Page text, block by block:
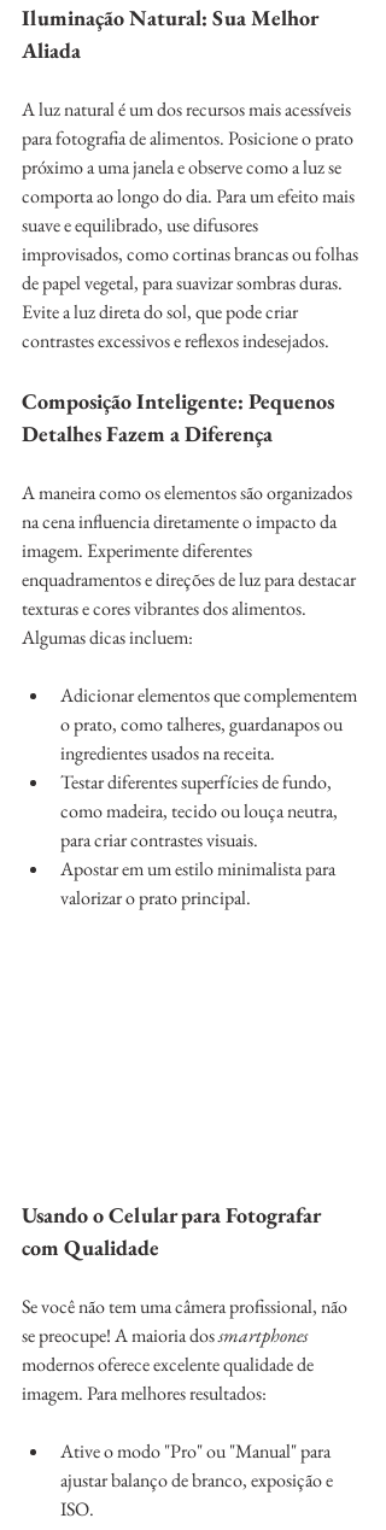
Iluminação Natural: Sua Melhor
Aliada
A luz natural é um dos recursos mais acessíveis
para fotografia de alimentos. Posicione o prato
próximo a uma janela e observe como a luz se
comporta ao longo do dia. Para um efeito mais
suave e equilibrado, use difusores
improvisados, como cortinas brancas ou folhas
de papel vegetal, para suavizar sombras duras.
Evite a luz direta do sol, que pode criar
contrastes excessivos e reflexos indesejados.
Composição Inteligente: Pequenos
Detalhes Fazem a Diferença
A maneira como os elementos são organizados
na cena influencia diretamente o impacto da
imagem. Experimente diferentes
enquadramentos e direções de luz para destacar
texturas e cores vibrantes dos alimentos.
Algumas dicas incluem:
Adicionar elementos que complementem
o prato, como talheres, guardanapos ou
ingredientes usados na receita.
Testar diferentes superfícies de fundo,
como madeira, tecido ou louça neutra,
para criar contrastes visuais.
Apostar em um estilo minimalista para
valorizar o prato principal.
Usando o Celular para Fotografar
com Qualidade
Se você não tem uma câmera profissional, não
se preocupe! A maioria dos smartphones
modernos oferece excelente qualidade de
imagem. Para melhores resultados:
Ative o modo "Pro" ou "Manual" para
ajustar balanço de branco, exposição e
ISO.